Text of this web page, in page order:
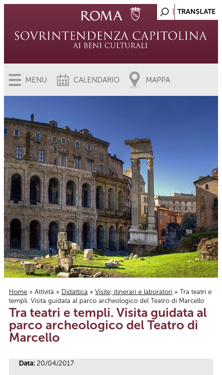
MENU CALENDARIO MAPPA
Tu sei qui
Home » Attività » Didattica » Visite, itinerari e laboratori » Tra teatri e
templi. Visita guidata al parco archeologico del Teatro di Marcello
Tra teatri e templi. Visita guidata al
parco archeologico del Teatro di
Marcello
Data: 20/04/2017